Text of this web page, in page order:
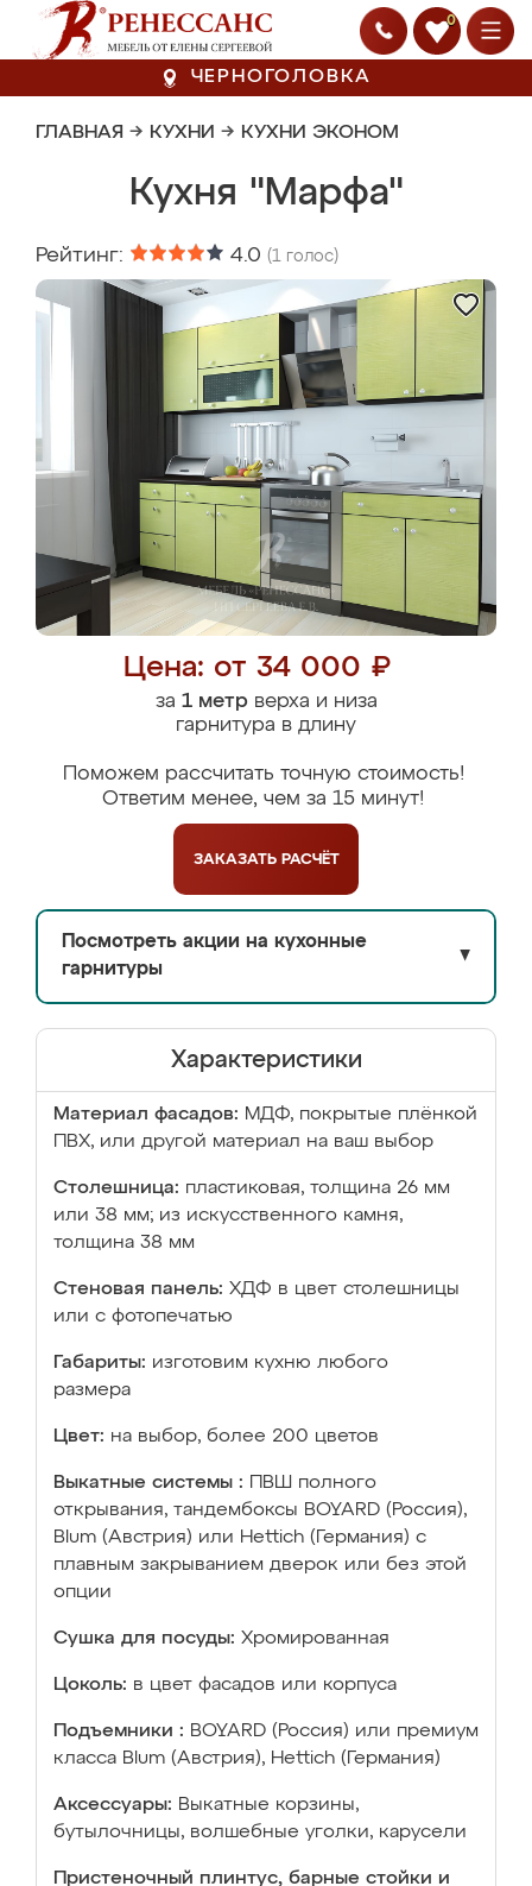
0
ЧЕРНОГОЛОВКА
ГЛАВНАЯ → КУХНИ → КУХНИ ЭКОНОМ
Кухня "Марфа"
Рейтинг: 4.0 (1 голос)
Цена: от 34 000 ₽
за 1 метрверха и низа
гарнитура в длину
Поможем рассчитать точную стоимость!
Ответим менее, чем за 15 минут!
ЗАКАЗАТЬ РАСЧЁТ
Посмотреть акции на кухонные
гарнитуры
▼
Характеристики
Материал фасадов: МДФ, покрытые плёнкой
ПВХ, или другой материал на ваш выбор
Столешница: пластиковая, толщина 26 мм
или 38 мм; из искусственного камня,
толщина 38 мм
Стеновая панель: ХДФ в цвет столешницы
или с фотопечатью
Габариты: изготовим кухню любого
размера
Цвет: на выбор, более 200 цветов
Выкатные системы :
ПВШ полного
открывания, тандембоксы BOYARD (Россия),
Blum (Австрия) или Hettich (Германия) с
плавным закрыванием дверок или без этой
опции
Сушка для посуды: Хромированная
Цоколь: в цвет фасадов или корпуса
Подъемники : BOYARD (Россия) или премиум
класса Blum (Австрия), Hettich (Германия)
Аксессуары: Выкатные корзины,
бутылочницы, волшебные уголки, карусели
Пристеночный плинтус, барные стойки и